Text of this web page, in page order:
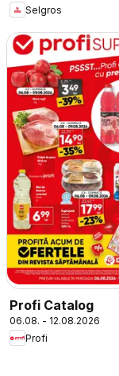
Selgros
Profi Catalog
06.08. - 12.08.2026
Profi